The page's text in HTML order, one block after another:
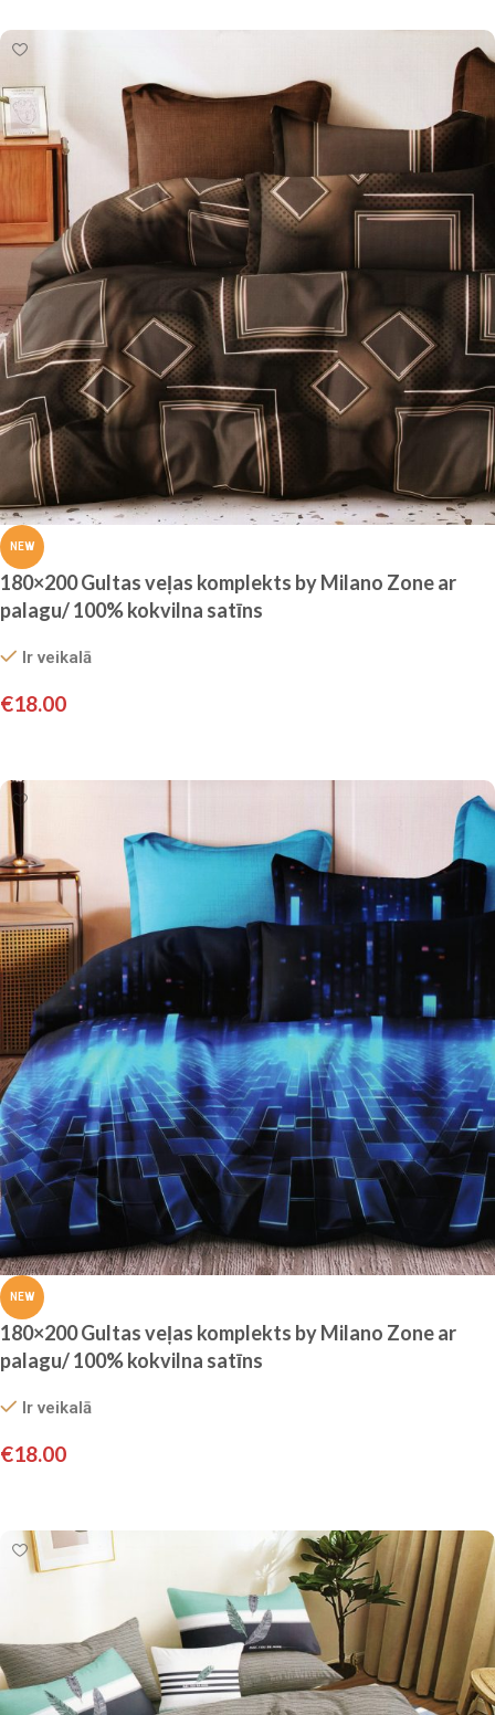
NEW
180×200 Gultas veļas komplekts by Milano Zone ar
palagu/ 100% kokvilna satīns
Ir veikalā
€18.00
NEW
180×200 Gultas veļas komplekts by Milano Zone ar
palagu/ 100% kokvilna satīns
Ir veikalā
€18.00